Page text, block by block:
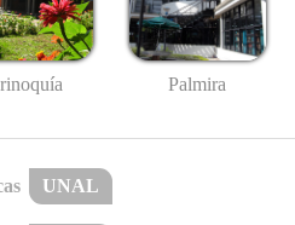
Palmira
UNAL